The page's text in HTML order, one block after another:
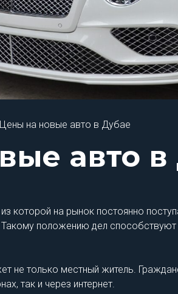
на новые авто в Дубае
авто в
которой на рынок постоянно
положению дел
не только местный житель.
так и через интернет.